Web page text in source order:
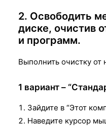
2. Освободить
диске, очистив
и программ.
Выполнить очистку
1 вариант –
Зайдите в “Этот
Наведите курсор